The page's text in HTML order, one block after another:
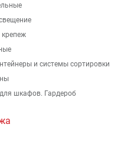
крепеж
и системы сортировки
шкафов. Гардероб